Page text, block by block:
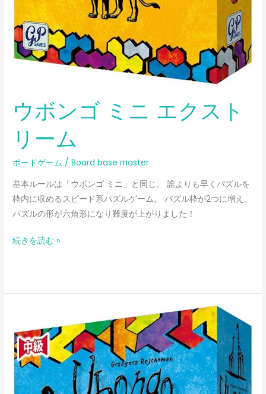
ウボンゴ ミニ エクスト
リーム
ボードゲーム /Board base master
基本ルールは「ウボンゴ ミニ」と同じ。 誰よりも早くパズルを
枠内に収めるスピード系パズルゲーム。 パズル枠が2つに増え、
パズルの形が六角形になり難度が上がりました！
続きを読む »
ン
ゴ
ミ
ニ